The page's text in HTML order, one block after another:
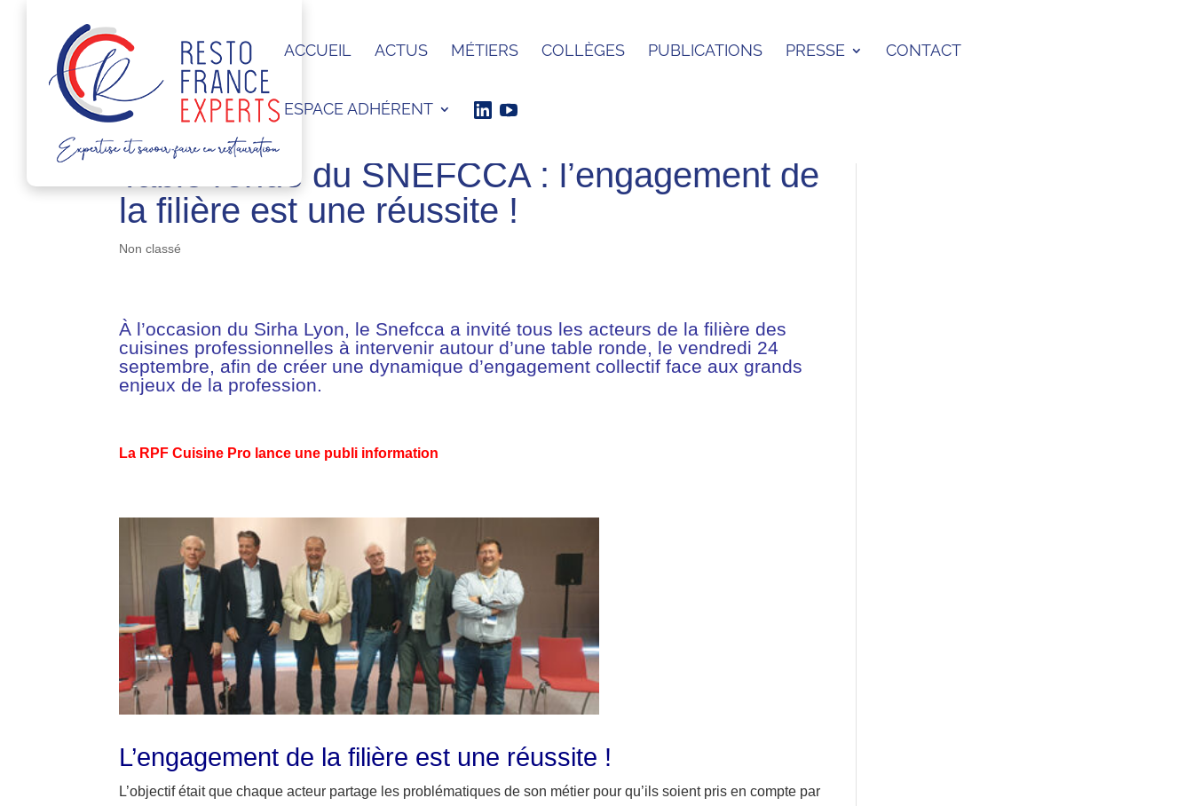
ACCUEIL ACTUS MÉTIERS COLLÈGES PUBLICATIONS PRESSE CONTACT
ESPACE ADHÉRENT
Table ronde du SNEFCCA : l’engagement de
la filière est une réussite !
Non classé
À l’occasion du Sirha Lyon, le Snefcca a invité tous les acteurs de la filière des
cuisines professionnelles à intervenir autour d’une table ronde, le vendredi 24
septembre, afin de créer une dynamique d’engagement collectif face aux grands
enjeux de la profession.
La RPF Cuisine Pro lance une publi information
L’engagement de la filière est une réussite !
L’objectif était que chaque acteur partage les problématiques de son métier pour qu’ils soient pris en compte par